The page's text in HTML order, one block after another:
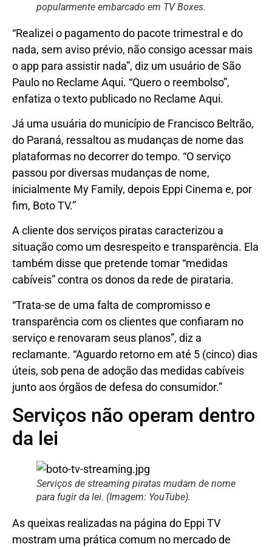
popularmente embarcado em TV Boxes.
“Realizei o pagamento do pacote trimestral e do
nada, sem aviso prévio, não consigo acessar mais
o app para assistir nada”, diz um usuário de São
Paulo no Reclame Aqui. “Quero o reembolso”,
enfatiza o texto publicado no Reclame Aqui.
Já uma usuária do município de Francisco Beltrão,
do Paraná, ressaltou as mudanças de nome das
plataformas no decorrer do tempo. “O serviço
passou por diversas mudanças de nome,
inicialmente My Family, depois Eppi Cinema e, por
fim, Boto TV.”
A cliente dos serviços piratas caracterizou a
situação como um desrespeito e transparência. Ela
também disse que pretende tomar “medidas
cabíveis” contra os donos da rede de pirataria.
“Trata-se de uma falta de compromisso e
transparência com os clientes que confiaram no
serviço e renovaram seus planos”, diz a
reclamante. “Aguardo retorno em até 5 (cinco) dias
úteis, sob pena de adoção das medidas cabíveis
junto aos órgãos de defesa do consumidor.”
Serviços não operam dentro
da lei
Serviços de streaming piratas mudam de nome
para fugir da lei. (Imagem: YouTube).
As queixas realizadas na página do Eppi TV
mostram uma prática comum no mercado de